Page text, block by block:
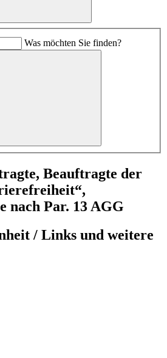
Was möchten Sie finden?
Beauftragte der
nach Par. 13 AGG
/ Links und weitere